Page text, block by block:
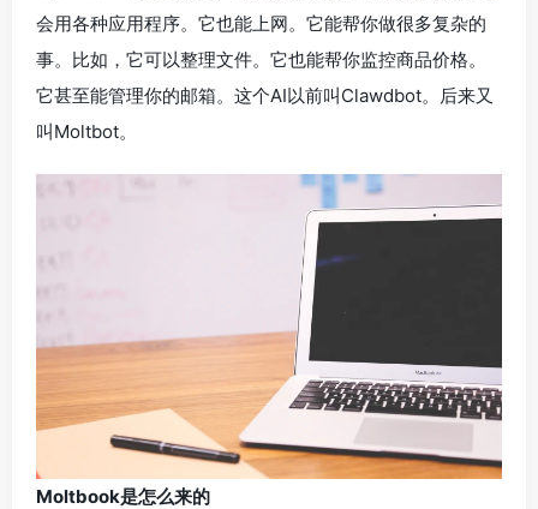
会用各种应用程序。它也能上网。它能帮你做很多复杂的
事。比如，它可以整理文件。它也能帮你监控商品价格。
它甚至能管理你的邮箱。这个AI以前叫Clawdbot。后来又
叫Moltbot。
Moltbook是怎么来的